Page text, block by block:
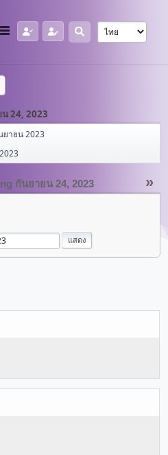
24, 2023
ยายน 2023
»
กันยายน 24, 2023